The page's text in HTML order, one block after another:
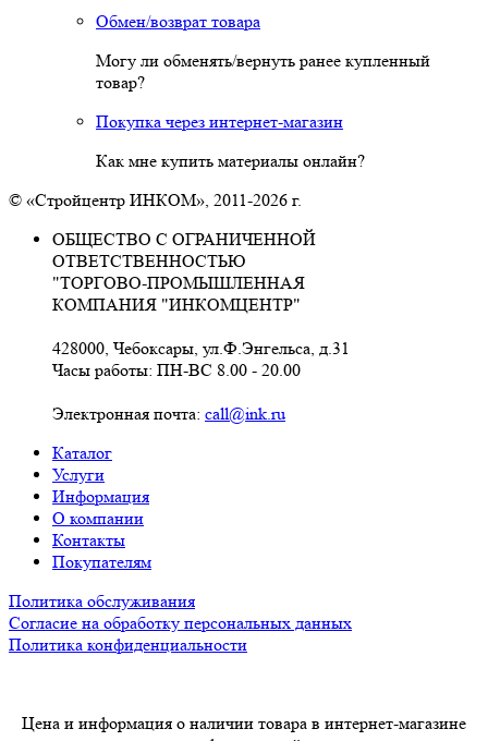
Обмен/возврат товара
Могу ли обменять/вернуть ранее купленный
товар?
Покупка через интернет-магазин
Как мне купить материалы онлайн?
© «Стройцентр ИНКОМ», 2011-2026 г.
ОБЩЕСТВО С ОГРАНИЧЕННОЙ
ОТВЕТСТВЕННОСТЬЮ
"ТОРГОВО-ПРОМЫШЛЕННАЯ
КОМПАНИЯ "ИНКОМЦЕНТР"
428000, Чебоксары, ул.Ф.Энгельса, д.31
Часы работы: ПН-ВС 8.00 - 20.00
Электронная почта: call@ink.ru
Каталог
Услуги
Информация
О компании
Контакты
Покупателям
Политика обслуживания
Согласие на обработку персональных данных
Политика конфиденциальности
Цена и информация о наличии товара в интернет-магазине